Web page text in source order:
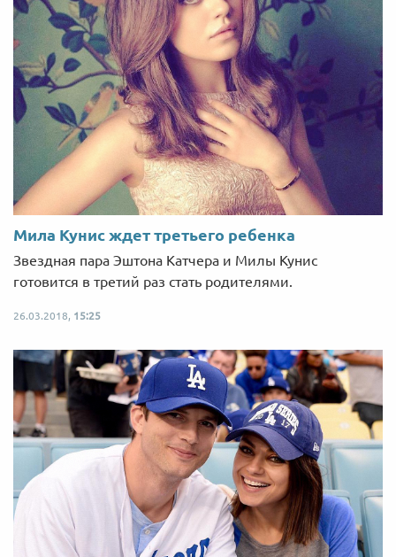
Мила Кунис ждет третьего ребенка
Звездная пара Эштона Катчера и Милы Кунис
готовится в третий раз стать родителями.
26.03.2018, 15:25